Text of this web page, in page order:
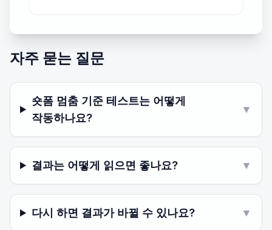
자주 묻는 질문
숏폼 멈춤 기준 테스트는 어떻게
작동하나요?
▼
결과는 어떻게 읽으면 좋나요? ▼
다시 하면 결과가 바뀔 수 있나요? ▼